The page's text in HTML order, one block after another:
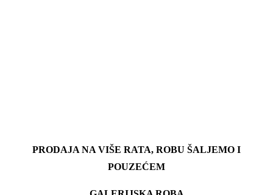
PRODAJA NA VIŠE RATA, ROBU ŠALJEMO I
POUZEĆEM